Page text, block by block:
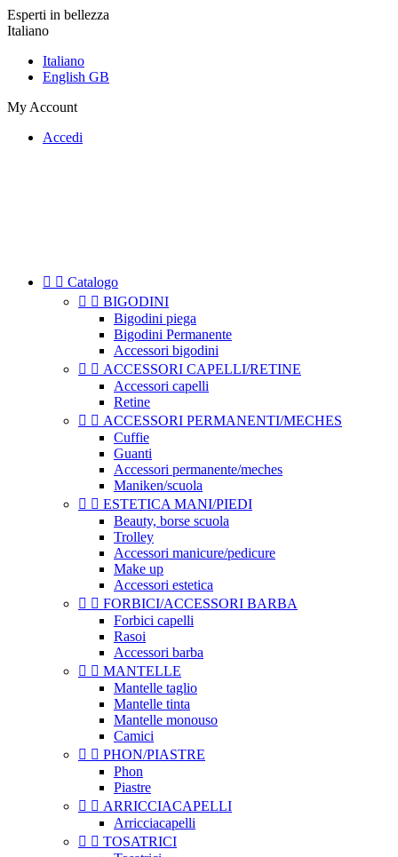
Esperti in bellezza
Italiano
Italiano
English GB
My Account
Accedi
  Catalogo
  BIGODINI
Bigodini piega
Bigodini Permanente
Accessori bigodini
  ACCESSORI CAPELLI/RETINE
Accessori capelli
Retine
  ACCESSORI PERMANENTI/MECHES
Cuffie
Guanti
Accessori permanente/meches
Maniken/scuola
  ESTETICA MANI/PIEDI
Beauty, borse scuola
Trolley
Accessori manicure/pedicure
Make up
Accessori estetica
  FORBICI/ACCESSORI BARBA
Forbici capelli
Rasoi
Accessori barba
  MANTELLE
Mantelle taglio
Mantelle tinta
Mantelle monouso
Camici
  PHON/PIASTRE
Phon
Piastre
  ARRICCIACAPELLI
Arricciacapelli
  TOSATRICI